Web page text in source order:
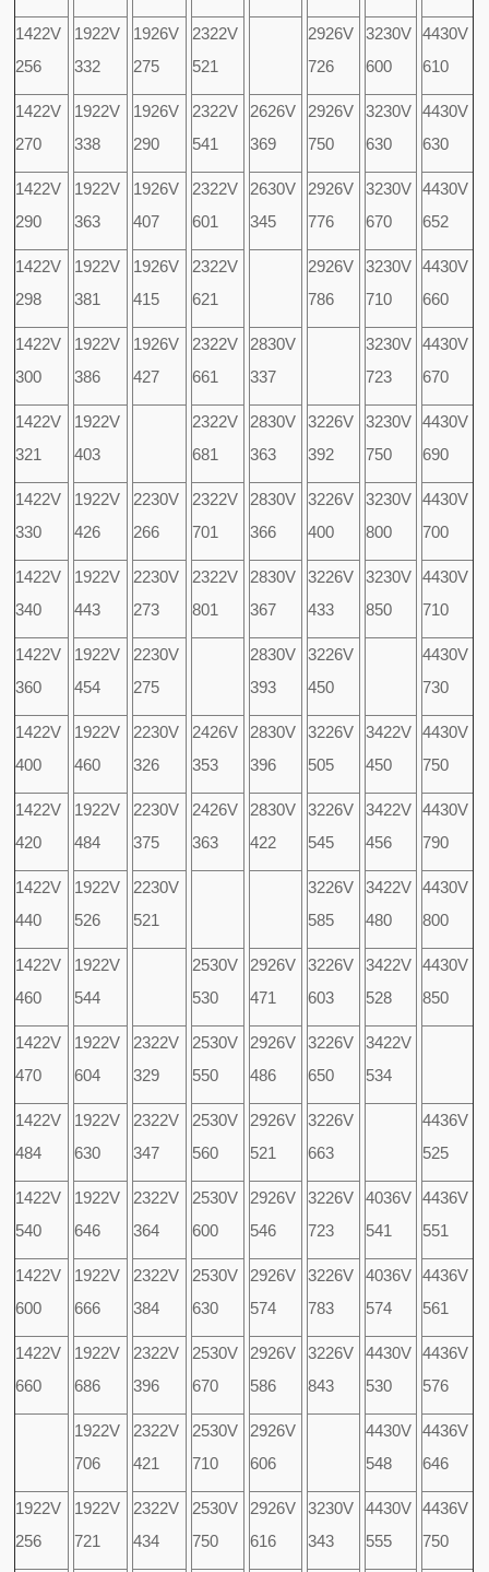
1422V
256
1922V
332
1926V
275
2322V
521
2926V
726
3230V
600
4430V
610
1422V
270
1922V
338
1926V
290
2322V
541
2626V
369
2926V
750
3230V
630
4430V
630
1422V
290
1922V
363
1926V
407
2322V
601
2630V
345
2926V
776
3230V
670
4430V
652
1422V
298
1922V
381
1926V
415
2322V
621
2926V
786
3230V
710
4430V
660
1422V
300
1922V
386
1926V
427
2322V
661
2830V
337
3230V
723
4430V
670
1422V
321
1922V
403
2322V
681
2830V
363
3226V
392
3230V
750
4430V
690
1422V
330
1922V
426
2230V
266
2322V
701
2830V
366
3226V
400
3230V
800
4430V
700
1422V
340
1922V
443
2230V
273
2322V
801
2830V
367
3226V
433
3230V
850
4430V
710
1422V
360
1922V
454
2230V
275
2830V
393
3226V
450
4430V
730
1422V
400
1922V
460
2230V
326
2426V
353
2830V
396
3226V
505
3422V
450
4430V
750
1422V
420
1922V
484
2230V
375
2426V
363
2830V
422
3226V
545
3422V
456
4430V
790
1422V
440
1922V
526
2230V
521
3226V
585
3422V
480
4430V
800
1422V
460
1922V
544
2530V
530
2926V
471
3226V
603
3422V
528
4430V
850
1422V
470
1922V
604
2322V
329
2530V
550
2926V
486
3226V
650
3422V
534
1422V
484
1922V
630
2322V
347
2530V
560
2926V
521
3226V
663
4436V
525
1422V
540
1922V
646
2322V
364
2530V
600
2926V
546
3226V
723
4036V
541
4436V
551
1422V
600
1922V
666
2322V
384
2530V
630
2926V
574
3226V
783
4036V
574
4436V
561
1422V
660
1922V
686
2322V
396
2530V
670
2926V
586
3226V
843
4430V
530
4436V
576
1922V
706
2322V
421
2530V
710
2926V
606
4430V
548
4436V
646
1922V
256
1922V
721
2322V
434
2530V
750
2926V
616
3230V
343
4430V
555
4436V
750